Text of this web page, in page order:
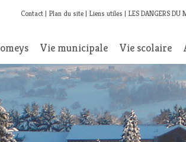
Contact Plan du site Liens utiles LES DANGERS DU
Vie municipale Vie scolaire